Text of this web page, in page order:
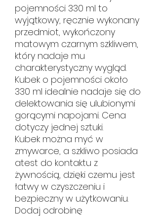
pojemności 330 ml to
wyjątkowy, ręcznie wykonany
przedmiot, wykończony
matowym czarnym szkliwem,
który nadaje mu
charakterystyczny wygląd.
Kubek o pojemności około
330 ml idealnie nadaje się do
delektowania się ulubionymi
gorącymi napojami. Cena
dotyczy jednej sztuki.
Kubek można myć w
zmywarce, a szkliwo posiada
atest do kontaktu z
żywnością, dzięki czemu jest
łatwy w czyszczeniu i
bezpieczny w użytkowaniu.
Dodaj odrobinę